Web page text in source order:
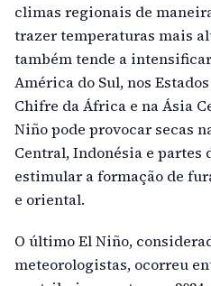
climas regionais de
trazer temperaturas mais
também tende a
América do Sul, nos
Chifre da África e na Ásia
Niño pode provocar secas
Central, Indonésia e partes
estimular a formação de
e oriental.
O último El Niño,
meteorologistas, ocorreu